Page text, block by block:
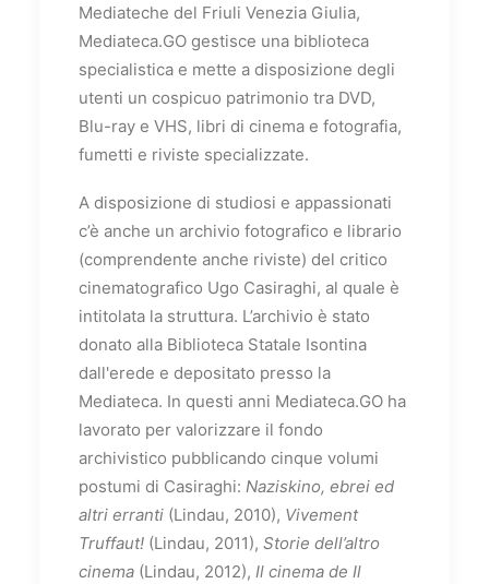
Mediateche del Friuli Venezia Giulia,
Mediateca.GO gestisce una biblioteca
specialistica e mette a disposizione degli
utenti un cospicuo patrimonio tra DVD,
Blu-ray e VHS, libri di cinema e fotografia,
fumetti e riviste specializzate.
A disposizione di studiosi e appassionati
c’è anche un archivio fotografico e librario
(comprendente anche riviste) del critico
cinematografico Ugo Casiraghi, al quale è
intitolata la struttura. L’archivio è stato
donato alla Biblioteca Statale Isontina
dall'erede e depositato presso la
Mediateca. In questi anni Mediateca.GO ha
lavorato per valorizzare il fondo
archivistico pubblicando cinque volumi
postumi di Casiraghi: Naziskino, ebrei ed
altri erranti (Lindau, 2010), Vivement
Truffaut! (Lindau, 2011), Storie dell’altro
cinema (Lindau, 2012), Il cinema de Il